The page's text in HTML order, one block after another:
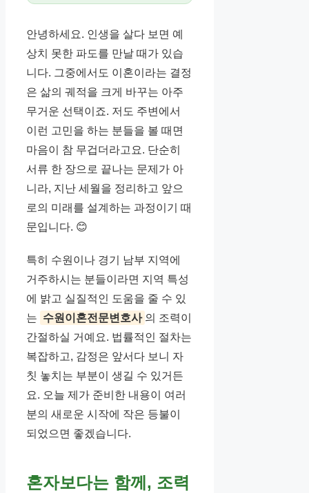
안녕하세요. 인생을 살다 보면 예
상치 못한 파도를 만날 때가 있습
니다. 그중에서도 이혼이라는 결정
은 삶의 궤적을 크게 바꾸는 아주
무거운 선택이죠. 저도 주변에서
이런 고민을 하는 분들을 볼 때면
마음이 참 무겁더라고요. 단순히
서류 한 장으로 끝나는 문제가 아
니라, 지난 세월을 정리하고 앞으
로의 미래를 설계하는 과정이기 때
문입니다. 😊
특히 수원이나 경기 남부 지역에
거주하시는 분들이라면 지역 특성
에 밝고 실질적인 도움을 줄 수 있
는 수원이혼전문변호사 의 조력이
간절하실 거예요. 법률적인 절차는
복잡하고, 감정은 앞서다 보니 자
칫 놓치는 부분이 생길 수 있거든
요. 오늘 제가 준비한 내용이 여러
분의 새로운 시작에 작은 등불이
되었으면 좋겠습니다.
혼자보다는 함께, 조력